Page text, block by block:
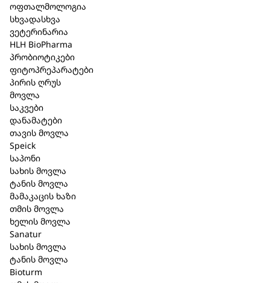
ოფთალმოლოგია
სხვადასხვა
ვეტერინარია
HLH BioPharma
პრობიოტიკები
ფიტოპრეპარატები
პირის ღრუს
მოვლა
საკვები
დანამატები
თავის მოვლა
Speick
საპონი
სახის მოვლა
ტანის მოვლა
მამაკაცის ხაზი
თმის მოვლა
ხელის მოვლა
Sanatur
სახის მოვლა
ტანის მოვლა
Bioturm
მოკლე აღწერა
ფარმაკოლოგიური
ჰომეოპათიური პრეპარატი.
გამოშვების
ამპულაში.
შემადგენლობა
Pulsatilla pratensis D6, Sulfur D8, Cortisoni acetas
D18 22 mg each ასევე, საინექციო წყალი,
ნატრიუმის ქლორიდის
იზოტონური (0,9%) ხსნარი:
ჩვენება: ამენორეა, დისმენორეა,
პრედმენსტრუაციული სინდრომი, ვენური
შეგუბება, ლორწოვანი გარსის ანთებები,
კონიუნქტივიტი.
50,50 ₾